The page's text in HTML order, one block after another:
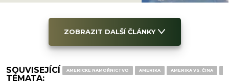
ZOBRAZIT DALŠÍ ČLÁNKY
SOUVISEJÍCÍ
TÉMATA:
AMERICKÉ NÁMOŘNICTVO AMERIKA AMERIKA VS. ČÍNA